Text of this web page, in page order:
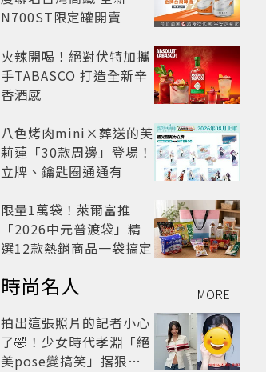
N700ST限定罐開賣
火辣開喝！絕對伏特加攜
手TABASCO 打造全新辛
香酒感
八色烤肉mini×葬送的芙
莉蓮「30款周邊」登場！
立牌、鑰匙圈通通有
限量1萬袋！萊爾富推
「2026中元普渡袋」精
選12款熱銷商品一袋搞定
時尚名人 MORE
拍出這張照片的記者小心
了🤣！少女時代孝淵「絕
美pose變搞笑」撂狠